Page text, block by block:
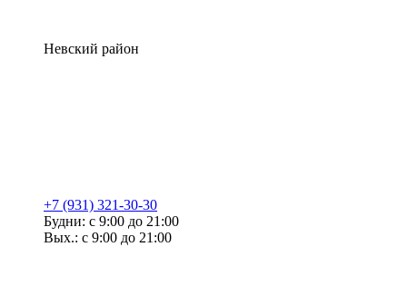
Невский район
+7 (931) 321-30-30
Будни: с 9:00 до 21:00
Вых.: с 9:00 до 21:00